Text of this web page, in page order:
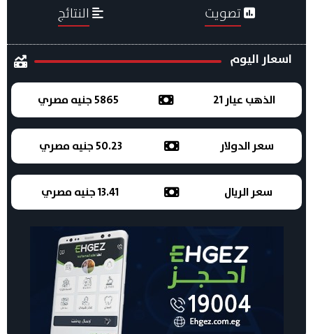
تصويت النتائج
اسعار اليوم
الذهب عيار 21 5865 جنيه مصري
سعر الدولار 50.23 جنيه مصري
سعر الريال 13.41 جنيه مصري